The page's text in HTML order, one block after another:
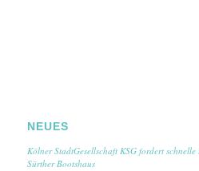
NEUES
Kölner StadtGesellschaft KSG fordert
Sürther Bootshaus